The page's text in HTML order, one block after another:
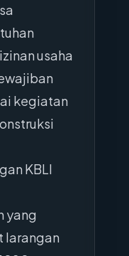
usaha
kegiatan
KBLI
yang
larangan